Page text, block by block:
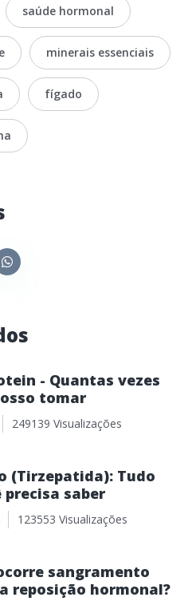
saúde hormonal
minerais essenciais
fígado
- Quantas vezes
tomar
249139 Visualizações
(Tirzepatida): Tudo
precisa saber
123553 Visualizações
sangramento
reposição hormonal?